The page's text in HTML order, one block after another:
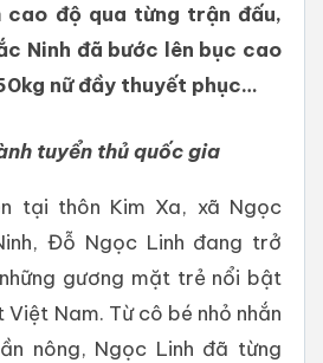
cao độ qua từng trận đấu,
Ninh đã bước lên bục cao
nữ đầy thuyết phục…
tuyển thủ quốc gia
tại thôn Kim Xa, xã Ngọc
Đỗ Ngọc Linh đang trở
gương mặt trẻ nổi bật
Nam. Từ cô bé nhỏ nhắn
nông, Ngọc Linh đã từng